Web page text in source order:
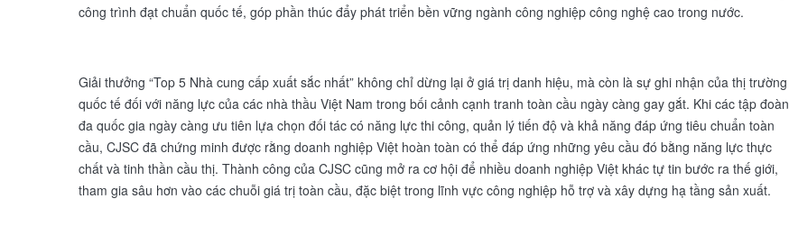
công trình đạt chuẩn quốc tế, góp phần thúc đẩy phát triển bền vững ngành công nghiệp công nghệ cao trong nước.
Giải thưởng “Top 5 Nhà cung cấp xuất sắc nhất” không chỉ dừng lại ở giá trị danh hiệu, mà còn là sự ghi nhận của thị trường
quốc tế đối với năng lực của các nhà thầu Việt Nam trong bối cảnh cạnh tranh toàn cầu ngày càng gay gắt. Khi các tập đoàn
đa quốc gia ngày càng ưu tiên lựa chọn đối tác có năng lực thi công, quản lý tiến độ và khả năng đáp ứng tiêu chuẩn toàn
cầu, CJSC đã chứng minh được rằng doanh nghiệp Việt hoàn toàn có thể đáp ứng những yêu cầu đó bằng năng lực thực
chất và tinh thần cầu thị. Thành công của CJSC cũng mở ra cơ hội để nhiều doanh nghiệp Việt khác tự tin bước ra thế giới,
tham gia sâu hơn vào các chuỗi giá trị toàn cầu, đặc biệt trong lĩnh vực công nghiệp hỗ trợ và xây dựng hạ tầng sản xuất.